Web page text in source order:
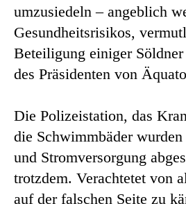
umzusiedeln – angeblich
Gesundheitsrisikos,
Beteiligung einiger
des Präsidenten von
Die Polizeistation, das
die Schwimmbäder
und Stromversorgung
trotzdem. Verachtetet von
auf der falschen Seite zu